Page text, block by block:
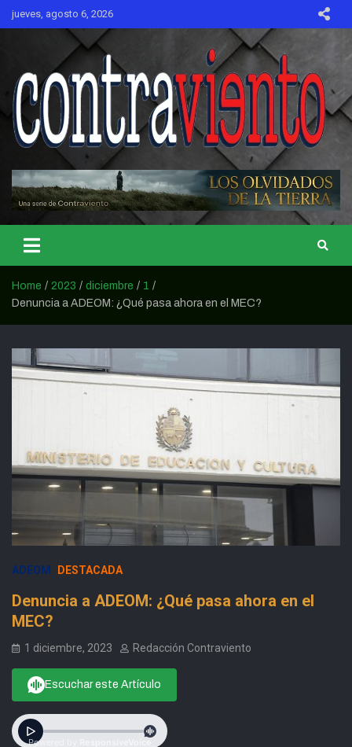
Skip
jueves, agosto 6, 2026
CONTRAVIENTO
Home 2023 diciembre
1
Denuncia a ADEOM: ¿Qué pasa ahora en el MEC?
ADEOM DESTACADA
Denuncia a ADEOM: ¿Qué pasa ahora en el
MEC?
1 diciembre, 2023 Redacción Contraviento
Escuchar este Artículo